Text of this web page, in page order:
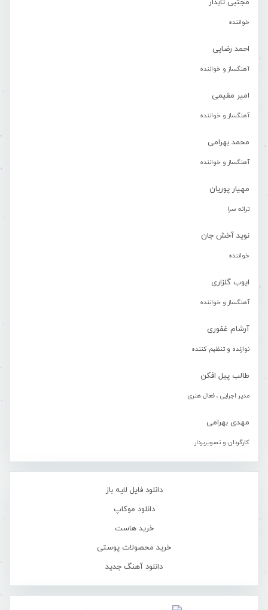
مجتبی تابدار
خواننده
احمد رضایی
آهنگساز و خواننده
امیر مقیمی
آهنگساز و خواننده
محمد بهرامی
آهنگساز و خواننده
مهیار پوریان
ترانه سرا
نوید آخش جان
خواننده
ایوب گلزاری
آهنگساز و خواننده
آرشام غفوری
نوازنده و تنظیم کننده
طالب پیل افکن
مدیر اجرایی ، فعال هنری
مهدی بهرامی
کارگردان و تصویربردار
دانلود فایل لایه باز
دانلود موکاپ
خرید هاست
خرید محصولات پوستی
دانلود آهنگ جدید